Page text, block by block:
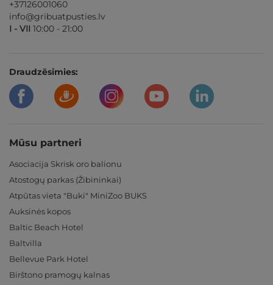
+37126001060
info@gribuatpusties.lv
I - VII 10:00 - 21:00
Draudzēsimies:
Mūsu partneri
Asociacija Skrisk oro balionu
Atostogų parkas (Žibininkai)
Atpūtas vieta "Buki" MiniZoo BUKS
Auksinės kopos
Baltic Beach Hotel
Baltvilla
Bellevue Park Hotel
Birštono pramogų kalnas